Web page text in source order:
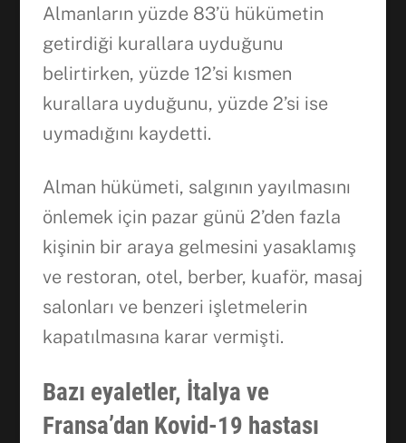
Almanların yüzde 83’ü hükümetin
getirdiği kurallara uyduğunu
belirtirken, yüzde 12’si kısmen
kurallara uyduğunu, yüzde 2’si ise
uymadığını kaydetti.
Alman hükümeti, salgının yayılmasını
önlemek için pazar günü 2’den fazla
kişinin bir araya gelmesini yasaklamış
ve restoran, otel, berber, kuaför, masaj
salonları ve benzeri işletmelerin
kapatılmasına karar vermişti.
Bazı eyaletler, İtalya ve
Fransa’dan Kovid-19 hastası